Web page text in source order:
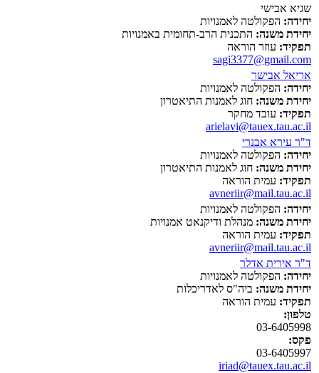
שגיא אבישי
יחידה: הפקולטה לאמנויות
יחידת משנה: התכנית הרב-תחומית באמנויות
תפקיד: עוזר הוראה
sagi3377@gmail.com
אריאל אבישר
יחידה: הפקולטה לאמנויות
יחידת משנה: חוג לאמנות התיאטרון
תפקיד: עובד מחקר
arielavi@tauex.tau.ac.il
ד"ר עירא אבנרי
יחידה: הפקולטה לאמנויות
יחידת משנה: חוג לאמנות התיאטרון
תפקיד: עמית הוראה
avneriir@mail.tau.ac.il
יחידה: הפקולטה לאמנויות
יחידת משנה: מנהלת ודיקנאט אמנויות
תפקיד: עמית הוראה
avneriir@mail.tau.ac.il
ד"ר אירית אדלר
יחידה: הפקולטה לאמנויות
יחידת משנה: ביה"ס לאדריכלות
תפקיד: עמית הוראה
טלפון:
03-6405998
פקס:
03-6405997
iriad@tauex.tau.ac.il